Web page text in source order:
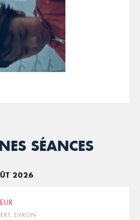
SÉANCES
2026
EVRON